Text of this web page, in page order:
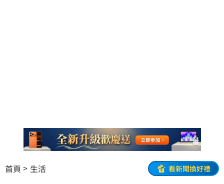
首頁 生活 看新聞換好禮